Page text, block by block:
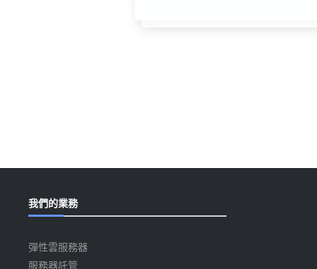
我們的業務
彈性雲服務器
服務器託管